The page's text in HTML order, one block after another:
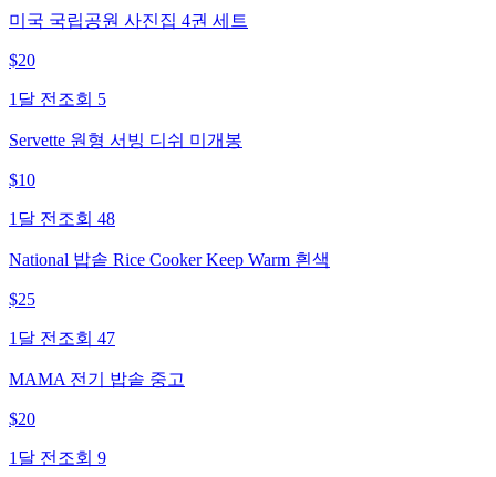
미국 국립공원 사진집 4권 세트
$20
1달 전 조회 5
Servette 원형 서빙 디쉬 미개봉
$10
1달 전 조회 48
National 밥솥 Rice Cooker Keep Warm 흰색
$25
1달 전 조회 47
MAMA 전기 밥솥 중고
$20
1달 전 조회 9